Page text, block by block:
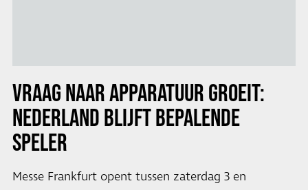
VRAAG NAAR APPARATUUR GROEIT:
NEDERLAND BLIJFT BEPALENDE
SPELER
Messe Frankfurt opent tussen zaterdag 3 en